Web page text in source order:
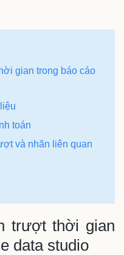
gian trong báo cáo
toán
và nhãn liên quan
trượt thời gian
data studio